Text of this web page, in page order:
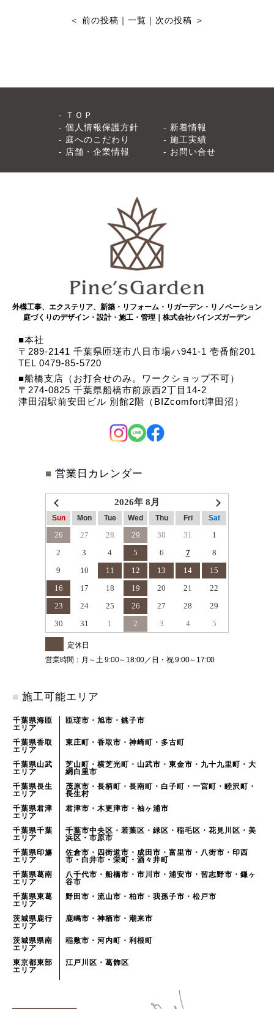
＜ 前の投稿 ｜ 一覧 ｜ 次の投稿 ＞
ＴＯＰ
個人情報保護方針
新着情報
庭へのこだわり
施工実績
店舗・企業情報
お問い合せ
外構工事、エクステリア、新築・リフォーム・リガーデン・リノベーション
庭づくりのデザイン・設計・施工・管理｜株式会社パインズガーデン
本社
〒289-2141 千葉県匝瑳市八日市場ハ941-1 壱番館201
TEL 0479-85-5720
船橋支店（お打合せのみ。ワークショップ不可）
〒274-0825 千葉県船橋市前原西2丁目14-2
津田沼駅前安田ビル 別館2階（BIZcomfort津田沼）
■ 営業日カレンダー
2026年 8月
Sun Mon Tue Wed Thu Fri Sat
26 27 28 29 30 31
1
2
3 4 5 6 7
8
9
10 11 12 13 14
15
16
17 18 19 20 21
22
23
24 25 26 27 28
29
30
31 1 2 3 4 5
定休日
営業時間：月～土 9:00～18:00／日・祝 9:00～17:00
■ 施工可能エリア
千葉県海匝
エリア
匝瑳市・旭市・銚子市
千葉県香取
エリア
東庄町・香取市・神崎町・多古町
千葉県山武
エリア
芝山町・横芝光町・山武市・東金市・九十九里町・大
網白里市
千葉県長生
エリア
茂原市・長柄町・長南町・白子町・一宮町・睦沢町・
長生村
千葉県君津
エリア
君津市・木更津市・袖ヶ浦市
千葉県千葉
エリア
千葉市中央区・若葉区・緑区・稲毛区・花見川区・美
浜区・市原市
千葉県印旛
エリア
佐倉市・四街道市・成田市・富里市・八街市・印西
市・白井市・栄町・酒々井町
千葉県葛南
エリア
八千代市・船橋市・市川市・浦安市・習志野市・鎌ヶ
谷市
千葉県東葛
エリア
野田市・流山市・柏市・我孫子市・松戸市
茨城県鹿行
エリア
鹿嶋市・神栖市・潮来市
茨城県県南
エリア
稲敷市・河内町・利根町
東京都東部
エリア
江戸川区・葛飾区